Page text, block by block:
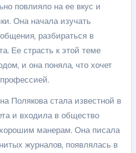
повлияло на ее вкус и
Она начала изучать
разбираться в
Ее страсть к этой теме
и она поняла, что хочет
Полякова стала известной в
и входила в общество
манерам. Она писала
журналов, появлялась в